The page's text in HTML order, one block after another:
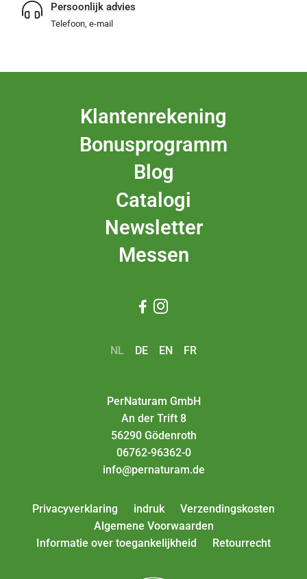
Persoonlijk advies
Telefoon, e-mail
Klantenrekening
Bonusprogramm
Blog
Catalogi
Newsletter
Messen
 
NL DE EN FR
PerNaturam GmbH
An der Trift 8
56290 Gödenroth
06762-96362-0
info@pernaturam.de
Privacyverklaring indruk
Verzendingskosten
Algemene Voorwaarden
Informatie over toegankelijkheid
Retourrecht